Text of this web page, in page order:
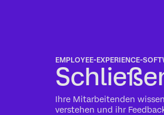
EMPLOYEE-EXPERIENCE-
Ihre Mitarbeitenden
verstehen und ihr